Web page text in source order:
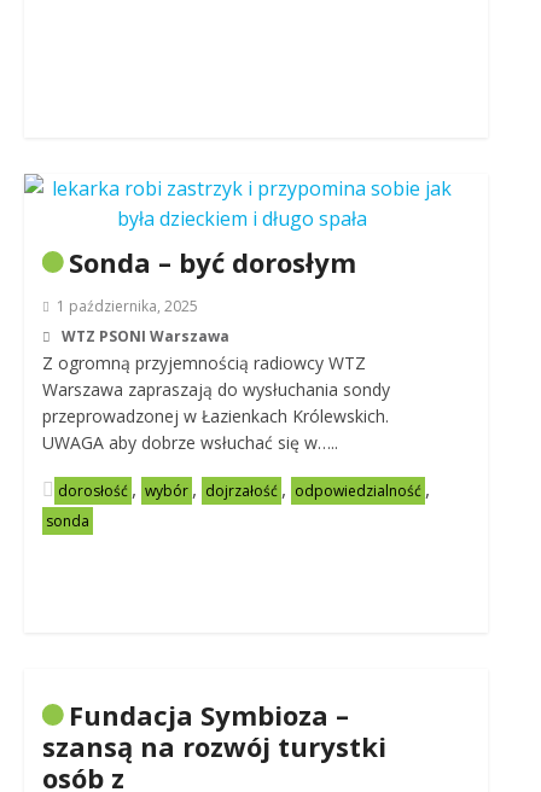
Sonda – być dorosłym
1 października, 2025
WTZ PSONI Warszawa
Z ogromną przyjemnością radiowcy WTZ
Warszawa zapraszają do wysłuchania sondy
przeprowadzonej w Łazienkach Królewskich.
UWAGA aby dobrze wsłuchać się w…..
dorosłość , wybór , dojrzałość , odpowiedzialność ,
sonda
Fundacja Symbioza –
szansą na rozwój turystki
osób z